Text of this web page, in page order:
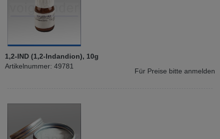
1,2-IND (1,2-Indandion), 10g
Artikelnummer: 49781
Für Preise bitte anmelden